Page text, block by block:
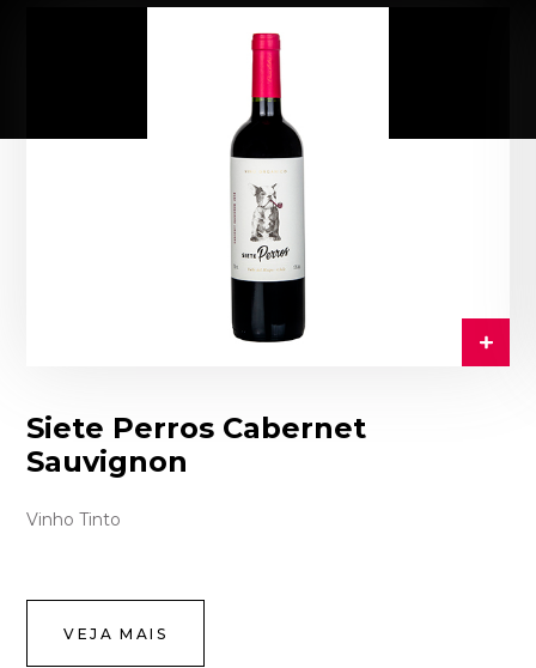
Siete Perros Cabernet
Sauvignon
Vinho Tinto
VEJA MAIS